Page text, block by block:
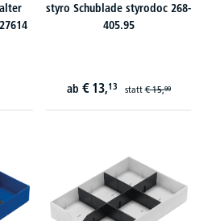
styro Schublade styrodoc 268-
405.95
ab € 13,13 statt€ 15,99